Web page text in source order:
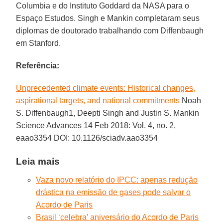
Columbia e do Instituto Goddard da NASA para o
Espaço Estudos. Singh e Mankin completaram seus
diplomas de doutorado trabalhando com Diffenbaugh
em Stanford.
Referência:
Unprecedented climate events: Historical changes,
aspirational targets, and national commitments Noah
S. Diffenbaugh1, Deepti Singh and Justin S. Mankin
Science Advances 14 Feb 2018: Vol. 4, no. 2,
eaao3354 DOI: 10.1126/sciadv.aao3354
Leia mais
Vaza novo relatório do IPCC: apenas redução
drástica na emissão de gases pode salvar o
Acordo de Paris
Brasil ‘celebra’ aniversário do Acordo de Paris